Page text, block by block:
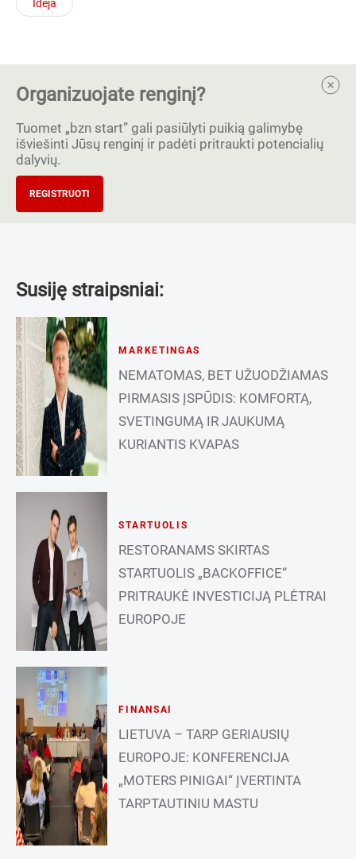
Idėja
Organizuojate renginį?
Tuomet „bzn start” gali pasiūlyti puikią galimybę
išviešinti Jūsų renginį ir padėti pritraukti potencialių
dalyvių.
REGISTRUOTI
Susiję straipsniai:
MARKETINGAS
NEMATOMAS, BET UŽUODŽIAMAS
PIRMASIS ĮSPŪDIS: KOMFORTĄ,
SVETINGUMĄ IR JAUKUMĄ
KURIANTIS KVAPAS
STARTUOLIS
RESTORANAMS SKIRTAS
STARTUOLIS „BACKOFFICE“
PRITRAUKĖ INVESTICIJĄ PLĖTRAI
EUROPOJE
FINANSAI
LIETUVA – TARP GERIAUSIŲ
EUROPOJE: KONFERENCIJA
„MOTERS PINIGAI“ ĮVERTINTA
TARPTAUTINIU MASTU